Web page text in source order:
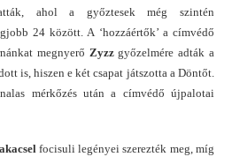
ahol a győztesek még szintén
24 között. A ‘hozzáértők’ a címvédő
megnyerő Zyzzgyőzelmére adták a
is, hiszen e két csapat játszotta a Döntőt.
mérkőzés után a címvédő újpalotai
focisuli legényei szerezték meg, míg